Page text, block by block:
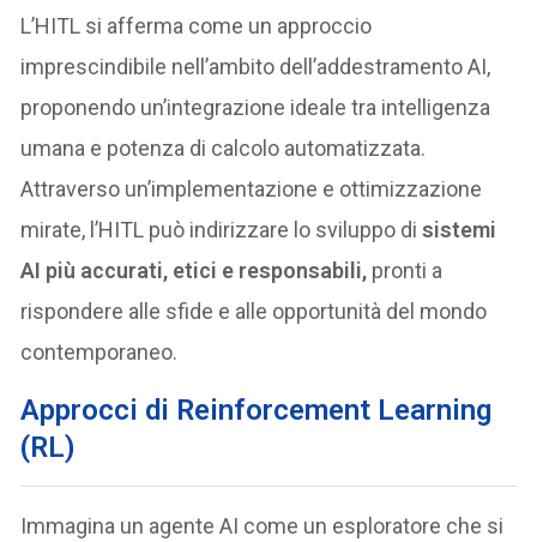
L’HITL si afferma come un approccio
imprescindibile nell’ambito dell’addestramento AI,
proponendo un’integrazione ideale tra intelligenza
umana e potenza di calcolo automatizzata.
Attraverso un’implementazione e ottimizzazione
mirate, l’HITL può indirizzare lo sviluppo disistemi
AI più accurati, etici e responsabili, pronti a
rispondere alle sfide e alle opportunità del mondo
contemporaneo.
Approcci di Reinforcement Learning
(RL)
Immagina un agente AI come un esploratore che si